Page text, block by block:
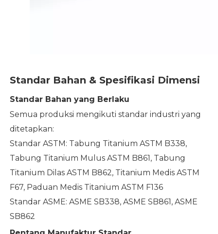
Standar Bahan & Spesifikasi Dimensi
Standar Bahan yang Berlaku
Semua produksi mengikuti standar industri yang
ditetapkan:
Standar ASTM: Tabung Titanium ASTM B338,
Tabung Titanium Mulus ASTM B861, Tabung
Titanium Dilas ASTM B862, Titanium Medis ASTM
F67, Paduan Medis Titanium ASTM F136
Standar ASME: ASME SB338, ASME SB861, ASME
SB862